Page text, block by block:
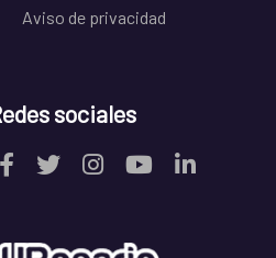
Aviso de privacidad
sociales